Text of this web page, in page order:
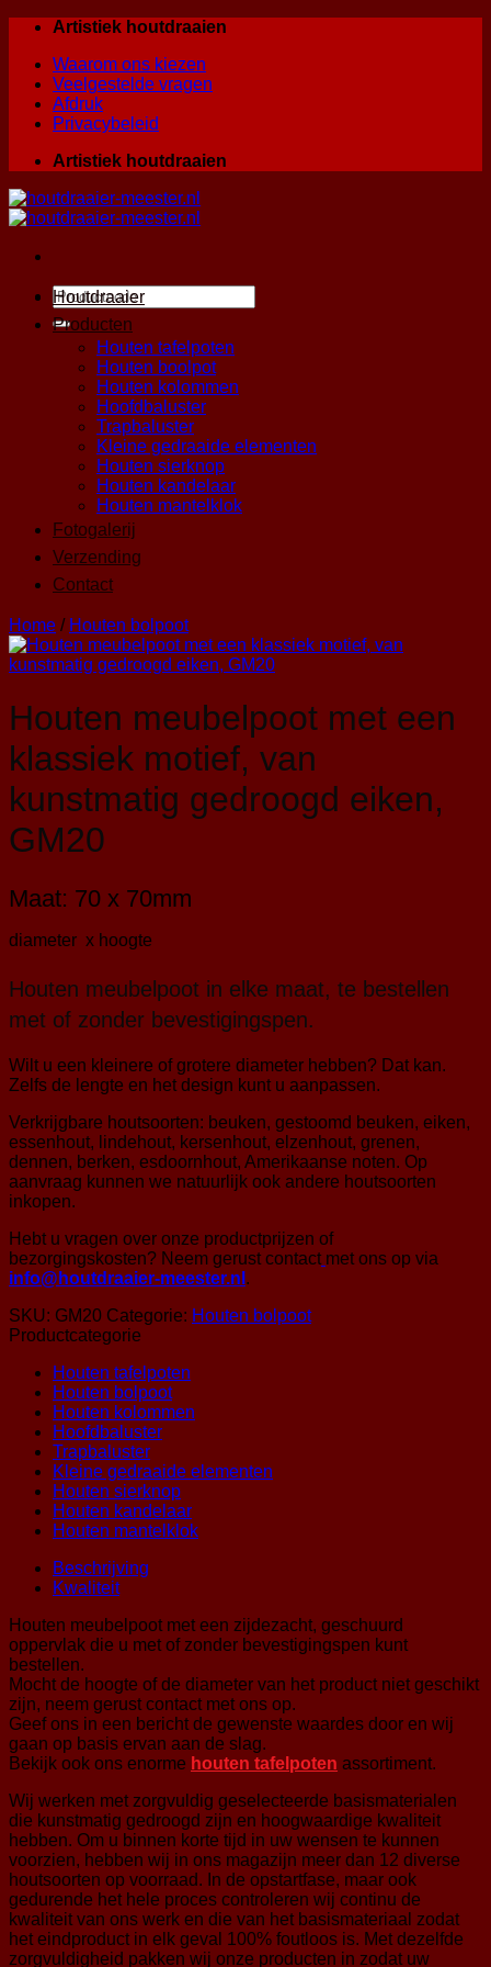
Skip
content
Artistiek houtdraaien
Waarom ons kiezen
Veelgestelde vragen
Afdruk
Privacybeleid
Artistiek houtdraaien
Zoeken
naar:
Houtdraaier
Producten
Houten tafelpoten
Houten boolpot
Houten kolommen
Hoofdbaluster
Trapbaluster
Kleine gedraaide elementen
Houten sierknop
Houten kandelaar
Houten mantelklok
Fotogalerij
Verzending
Contact
Home / Houten bolpoot
Houten meubelpoot met een
klassiek motief, van
kunstmatig gedroogd eiken,
GM20
Maat: 70 x 70mm
diameter x hoogte
Houten meubelpoot in elke maat, te bestellen
met of zonder bevestigingspen.
Wilt u een kleinere of grotere diameter hebben? Dat kan.
Zelfs de lengte en het design kunt u aanpassen.
Verkrijgbare houtsoorten: beuken, gestoomd beuken, eiken,
essenhout, lindehout, kersenhout, elzenhout, grenen,
dennen, berken, esdoornhout, Amerikaanse noten. Op
aanvraag kunnen we natuurlijk ook andere houtsoorten
inkopen.
Hebt u vragen over onze productprijzen of
bezorgingskosten? Neem gerust contact met ons op via
info@houtdraaier-meester.nl .
SKU: GM20 Categorie: Houten bolpoot
Productcategorie
Houten tafelpoten
Houten bolpoot
Houten kolommen
Hoofdbaluster
Trapbaluster
Kleine gedraaide elementen
Houten sierknop
Houten kandelaar
Houten mantelklok
Beschrijving
Kwaliteit
Houten meubelpoot met een zijdezacht, geschuurd
oppervlak die u met of zonder bevestigingspen kunt
bestellen.
Mocht de hoogte of de diameter van het product niet geschikt
zijn, neem gerust contact met ons op.
Geef ons in een bericht de gewenste waardes door en wij
gaan op basis ervan aan de slag.
Bekijk ook ons enorme houten tafelpoten assortiment.
Wij werken met zorgvuldig geselecteerde basismaterialen
die kunstmatig gedroogd zijn en hoogwaardige kwaliteit
hebben. Om u binnen korte tijd in uw wensen te kunnen
voorzien, hebben wij in ons magazijn meer dan 12 diverse
houtsoorten op voorraad. In de opstartfase, maar ook
gedurende het hele proces controleren wij continu de
kwaliteit van ons werk en die van het basismateriaal zodat
het eindproduct in elk geval 100% foutloos is. Met dezelfde
zorgvuldigheid pakken wij onze producten in zodat uw